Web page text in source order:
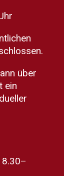
über
ein